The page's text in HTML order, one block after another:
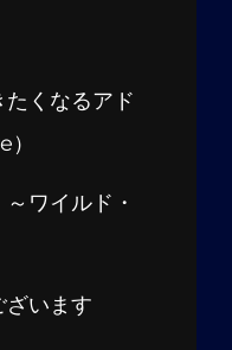
くなるアド
ワイルド・
ざいます